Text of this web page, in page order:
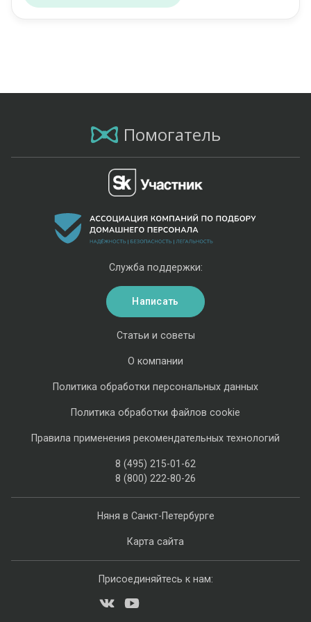
Помогатель
Няня в Санкт-Петербурге
Карта сайта
Статьи и советы
О компании
Политика обработки персональных данных
Политика обработки файлов cookie
Правила применения рекомендательных технологий
8 (495) 215-01-62
8 (800) 222-80-26
Служба поддержки:
Написать
Присоединяйтесь к нам: